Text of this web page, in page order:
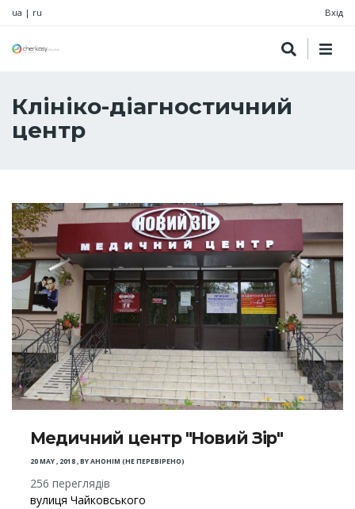
ua | ru Вхід
Клініко-діагностичний
центр
Медичний центр "Новий Зір"
20 MAY , 2018,BYАНОНІМ (НЕ ПЕРЕВІРЕНО)
256 переглядів
вулиця Чайковського